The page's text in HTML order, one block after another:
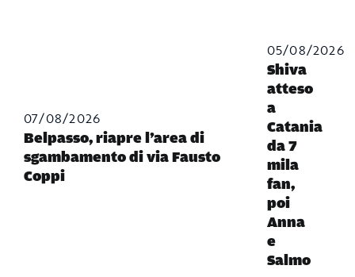
07/08/2026
Belpasso, riapre l’area di
sgambamento di via Fausto
Coppi
05/08/2026
Shiva
atteso
a
Catania
da 7
mila
fan,
poi
Anna
e
Salmo